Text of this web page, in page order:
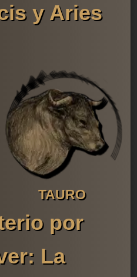
y Aries
TAURO
por
La